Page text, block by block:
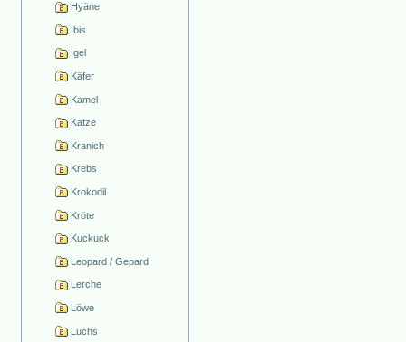
Hyäne
Ibis
Igel
Käfer
Kamel
Katze
Kranich
Krebs
Krokodil
Kröte
Kuckuck
Leopard / Gepard
Lerche
Löwe
Luchs